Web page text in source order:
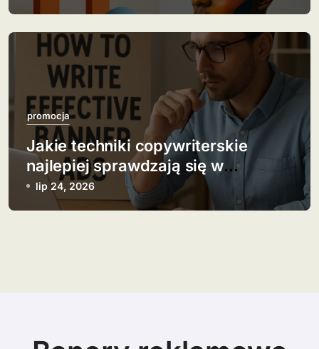
promocja
Jakie techniki copywriterskie
najlepiej sprawdzają się w
banerach?
lip 24, 2026